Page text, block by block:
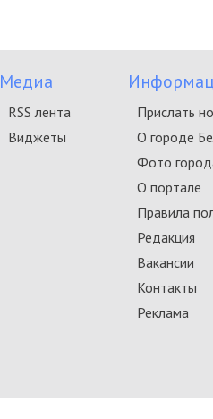
Медиа
RSS лента
Виджеты
Прислать
О городе
Фото
О портале
Правила
Редакция
Вакансии
Контакты
Реклама